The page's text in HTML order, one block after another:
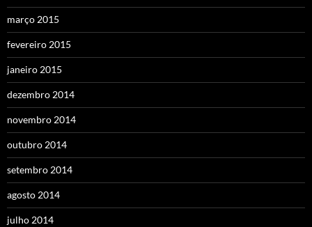
março 2015
fevereiro 2015
janeiro 2015
dezembro 2014
novembro 2014
outubro 2014
setembro 2014
agosto 2014
julho 2014